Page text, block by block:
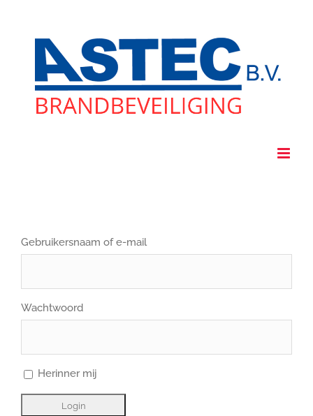
Gebruikersnaam of e-mail
Wachtwoord
Herinner mij